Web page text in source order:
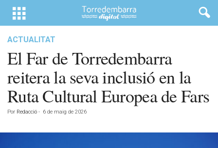
ACTUALITAT
El Far de Torredembarra
reitera la seva inclusió en la
Ruta Cultural Europea de Fars
Por Redacció - 6 de maig de 2026